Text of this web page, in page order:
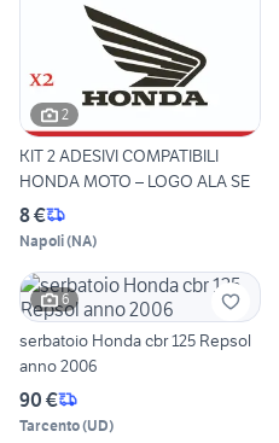
2
KIT 2 ADESIVI COMPATIBILI
HONDA MOTO – LOGO ALA SE
8 €
Napoli(NA)
6
serbatoio Honda cbr 125 Repsol
anno 2006
90 €
Tarcento(UD)